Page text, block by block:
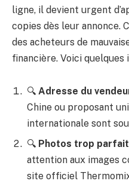
ligne, il devient urgent
copies dès leur annonce.
des acheteurs de
financière. Voici quelques
🔍 Adresse du
Chine ou proposant
internationale sont
🔍 Photos trop
attention aux images
site officiel